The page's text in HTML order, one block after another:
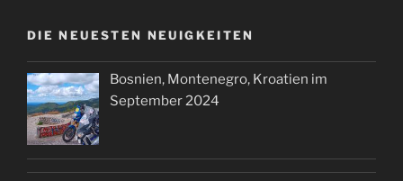
DIE NEUESTEN NEUIGKEITEN
Bosnien, Montenegro, Kroatien im
September 2024